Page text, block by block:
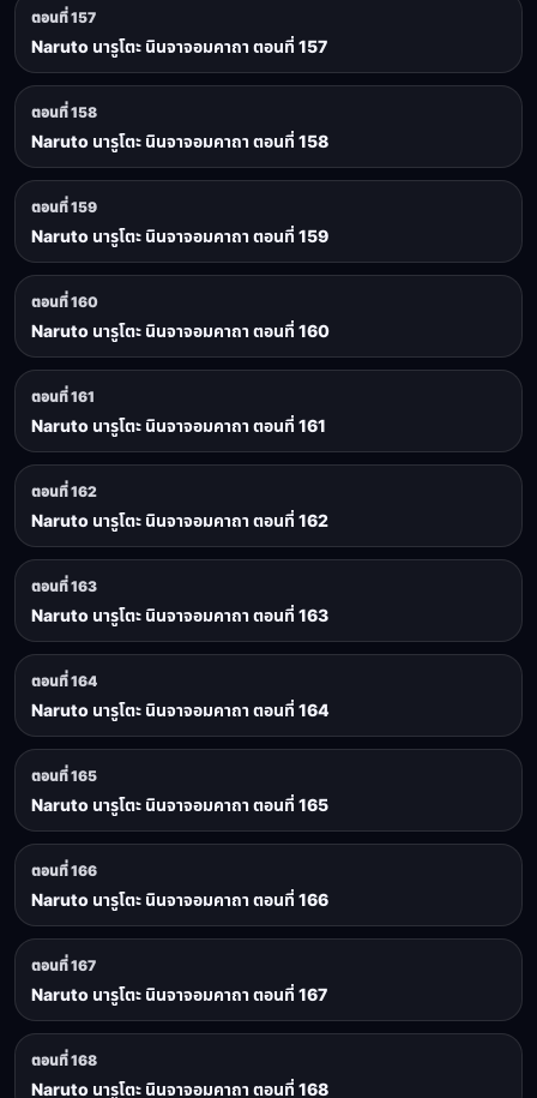
ตอนที่ 157
Naruto นารูโตะ นินจาจอมคาถา ตอนที่ 157
ตอนที่ 158
Naruto นารูโตะ นินจาจอมคาถา ตอนที่ 158
ตอนที่ 159
Naruto นารูโตะ นินจาจอมคาถา ตอนที่ 159
ตอนที่ 160
Naruto นารูโตะ นินจาจอมคาถา ตอนที่ 160
ตอนที่ 161
Naruto นารูโตะ นินจาจอมคาถา ตอนที่ 161
ตอนที่ 162
Naruto นารูโตะ นินจาจอมคาถา ตอนที่ 162
ตอนที่ 163
Naruto นารูโตะ นินจาจอมคาถา ตอนที่ 163
ตอนที่ 164
Naruto นารูโตะ นินจาจอมคาถา ตอนที่ 164
ตอนที่ 165
Naruto นารูโตะ นินจาจอมคาถา ตอนที่ 165
ตอนที่ 166
Naruto นารูโตะ นินจาจอมคาถา ตอนที่ 166
ตอนที่ 167
Naruto นารูโตะ นินจาจอมคาถา ตอนที่ 167
ตอนที่ 168
Naruto นารูโตะ นินจาจอมคาถา ตอนที่ 168